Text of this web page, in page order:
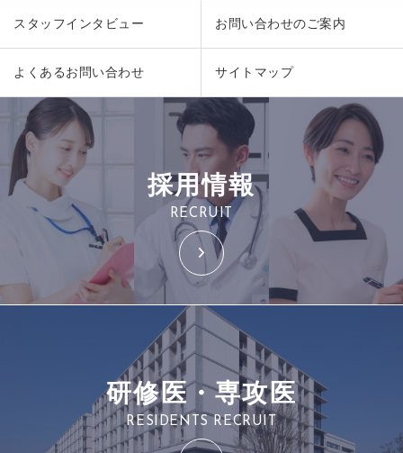
スタッフインタビュー お問い合わせのご案内
よくあるお問い合わせ サイトマップ
採用情報
RECRUIT
研修医・専攻医
RESIDENTS RECRUIT